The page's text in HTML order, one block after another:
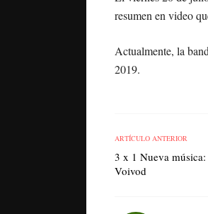
resumen en video
Actualmente, la
2019.
ARTÍCULO ANTERIOR
3 x 1 Nueva
Voivod